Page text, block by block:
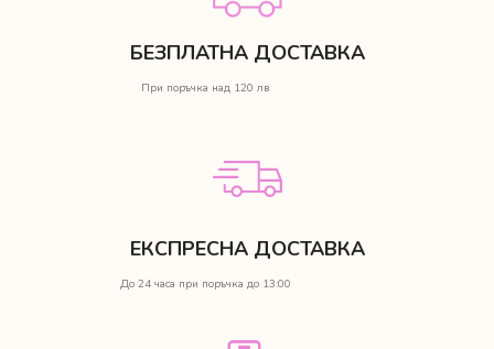
БЕЗПЛАТНА ДОСТАВКА
При поръчка над 120 лв
ЕКСПРЕСНА ДОСТАВКА
До 24 часа при поръчка до 13:00